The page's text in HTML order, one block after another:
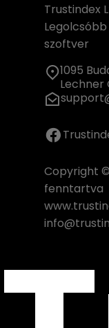
Trustindex
szoftver
1095
Lechner
Copyright
fenntartva